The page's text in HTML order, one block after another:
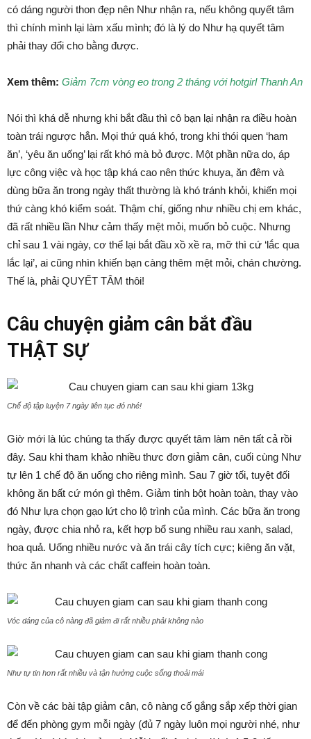
có dáng người thon đẹp nên Như nhận ra, nếu không quyết tâm
thì chính mình lại làm xấu mình; đó là lý do Như hạ quyết tâm
phải thay đổi cho bằng được.
Xem thêm: Giảm 7cm vòng eo trong 2 tháng với hotgirl Thanh An
Nói thì khá dễ nhưng khi bắt đầu thì cô bạn lại nhận ra điều hoàn
toàn trái ngược hẳn. Mọi thứ quá khó, trong khi thói quen ‘ham
ăn’, ‘yêu ăn uống’ lại rất khó mà bỏ được. Một phần nữa do, áp
lực công việc và học tập khá cao nên thức khuya, ăn đêm và
dùng bữa ăn trong ngày thất thường là khó tránh khỏi, khiến mọi
thứ càng khó kiểm soát. Thậm chí, giống như nhiều chị em khác,
đã rất nhiều lần Như cảm thấy mệt mỏi, muốn bỏ cuộc. Nhưng
chỉ sau 1 vài ngày, cơ thể lại bắt đầu xồ xề ra, mỡ thì cứ ‘lắc qua
lắc lại’, ai cũng nhìn khiến bạn càng thêm mệt mỏi, chán chường.
Thế là, phải QUYẾT TÂM thôi!
Câu chuyện giảm cân bắt đầu
THẬT SỰ
Chế độ tập luyện 7 ngày liên tục đó nhé!
Giờ mới là lúc chúng ta thấy được quyết tâm làm nên tất cả rồi
đây. Sau khi tham khảo nhiều thưc đơn giảm cân, cuối cùng Như
tự lên 1 chế độ ăn uống cho riêng mình. Sau 7 giờ tối, tuyệt đối
không ăn bất cứ món gì thêm. Giảm tinh bột hoàn toàn, thay vào
đó Như lựa chọn gạo lứt cho lộ trình của mình. Các bữa ăn trong
ngày, được chia nhỏ ra, kết hợp bổ sung nhiều rau xanh, salad,
hoa quả. Uống nhiều nước và ăn trái cây tích cực; kiêng ăn vặt,
thức ăn nhanh và các chất caffein hoàn toàn.
Vóc dáng của cô nàng đã giảm đi rất nhiều phải không nào
Như tự tin hơn rất nhiều và tận hưởng cuộc sống thoải mái
Còn về các bài tập giảm cân, cô nàng cố gắng sắp xếp thời gian
để đến phòng gym mỗi ngày (đủ 7 ngày luôn mọi người nhé, như